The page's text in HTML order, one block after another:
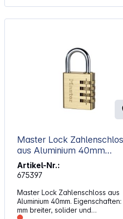
mit 4 Stiften für einen besseren
gleichschließenden
Vorhängeschlössern Bügeldicke: 6
Master Lock
aus Aluminium 40mm
604EURD
Artikel-Nr.:
675397
Master Lock Zahlenschloss aus
Aluminium 40mm. Eigenschaften: 40
mm breiter, solider und